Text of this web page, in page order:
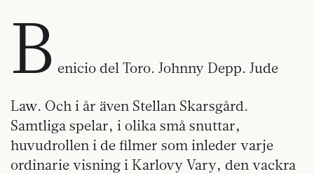
B enicio del Toro. Johnny Depp. Jude
Law. Och i år även Stellan Skarsgård.
Samtliga spelar, i olika små snuttar,
huvudrollen i de filmer som inleder varje
ordinarie visning i Karlovy Vary, den vackra